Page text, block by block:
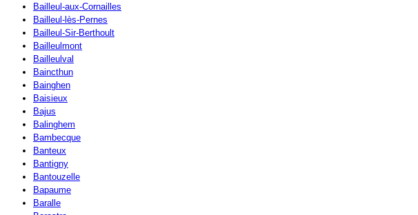
Bailleul-aux-Cornailles
Bailleul-lès-Pernes
Bailleul-Sir-Berthoult
Bailleulmont
Bailleulval
Baincthun
Bainghen
Baisieux
Bajus
Balinghem
Bambecque
Banteux
Bantigny
Bantouzelle
Bapaume
Baralle